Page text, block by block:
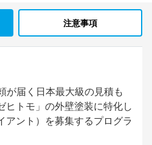
注意事項
が届く日本最大級の見積も
ヒトモ」の外壁塗装に特化し
アント）を募集するプログラ